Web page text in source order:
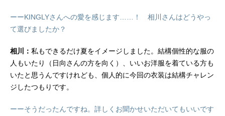
ーーKINGLYさんへの愛を感じます……！ 相川さんはどうやっ
て選びましたか？
相川： 私もできるだけ夏をイメージしました。結構個性的な服の
人もいたり（日向さんの方を向く）、いいお洋服を着ている方も
いたと思うんですけれども、個人的に今回の衣装は結構チャレン
ジしたつもりです。
ーーそうだったんですね。詳しくお聞かせいただいてもいいです